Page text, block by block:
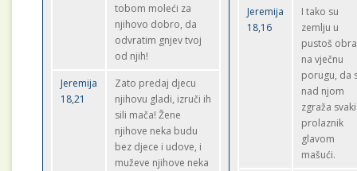
tobom moleći za
njihovo dobro, da
odvratim gnjev tvoj
od njih!
Jeremija
18,21
Zato predaj djecu
njihovu gladi, izruči ih
sili mača! Žene
njihove neka budu
bez djece i udove, i
muževe njihove neka
Jeremija
18,16
I tako su
zemlju u
pustoš
na vječnu
porugu, da
nad njom
zgraža svaki
prolaznik
glavom
mašući.